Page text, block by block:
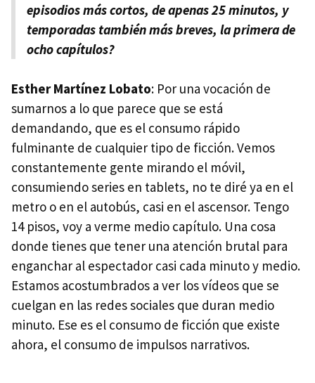
episodios más cortos, de apenas 25 minutos, y
temporadas también más breves, la primera de
ocho capítulos?
Esther Martínez Lobato: Por una vocación de
sumarnos a lo que parece que se está
demandando, que es el consumo rápido
fulminante de cualquier tipo de ficción. Vemos
constantemente gente mirando el móvil,
consumiendo series en tablets, no te diré ya en el
metro o en el autobús, casi en el ascensor. Tengo
14 pisos, voy a verme medio capítulo. Una cosa
donde tienes que tener una atención brutal para
enganchar al espectador casi cada minuto y medio.
Estamos acostumbrados a ver los vídeos que se
cuelgan en las redes sociales que duran medio
minuto. Ese es el consumo de ficción que existe
ahora, el consumo de impulsos narrativos.